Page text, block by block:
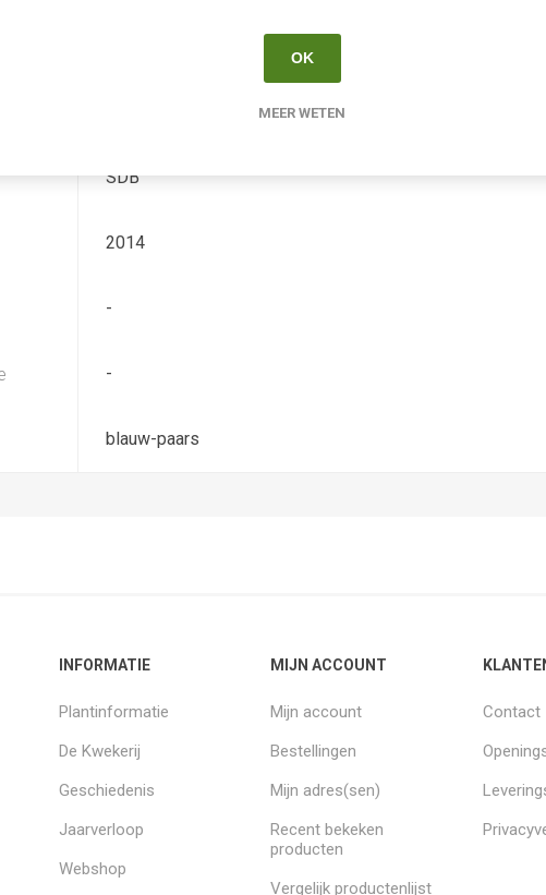
Iris Germanica Pumila
SDB
2014
-
-
blauw-paars
INFORMATIE
Plantinformatie
De Kwekerij
Geschiedenis
Jaarverloop
Webshop
MIJN ACCOUNT
Mijn account
Bestellingen
Mijn adres(sen)
Recent bekeken
producten
Vergelijk productenlijst
Contact
OK
MEER WETEN